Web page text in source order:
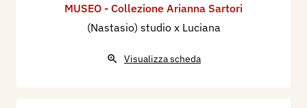
MUSEO - Collezione Arianna Sartori
(Nastasio) studio x Luciana
Visualizza scheda